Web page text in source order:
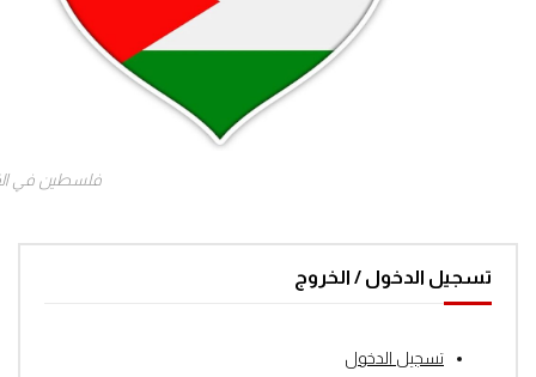
فلسطين في
تسجيل الدخول / الخروج
تسجيل الدخول